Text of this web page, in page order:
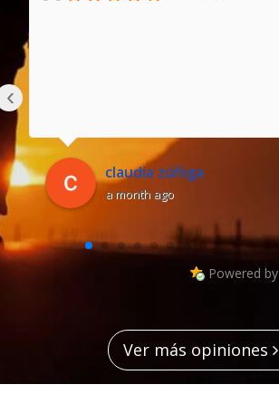
claudia zúñiga
a month ago
‹
Powered by
Ver más opiniones